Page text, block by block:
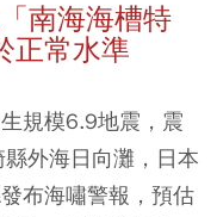
南海海槽特
正常水準
規模6.9地震，震
外海日向灘，日本
布海嘯警報，預估